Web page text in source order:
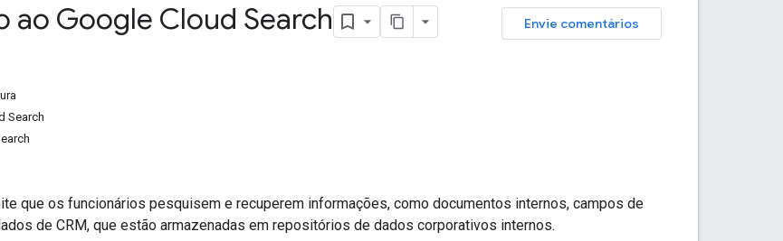
Envie comentários
ao Google Cloud Search
Search
que os funcionários pesquisem e recuperem informações, como documentos internos, campos de
de CRM, que estão armazenadas em repositórios de dados corporativos internos.